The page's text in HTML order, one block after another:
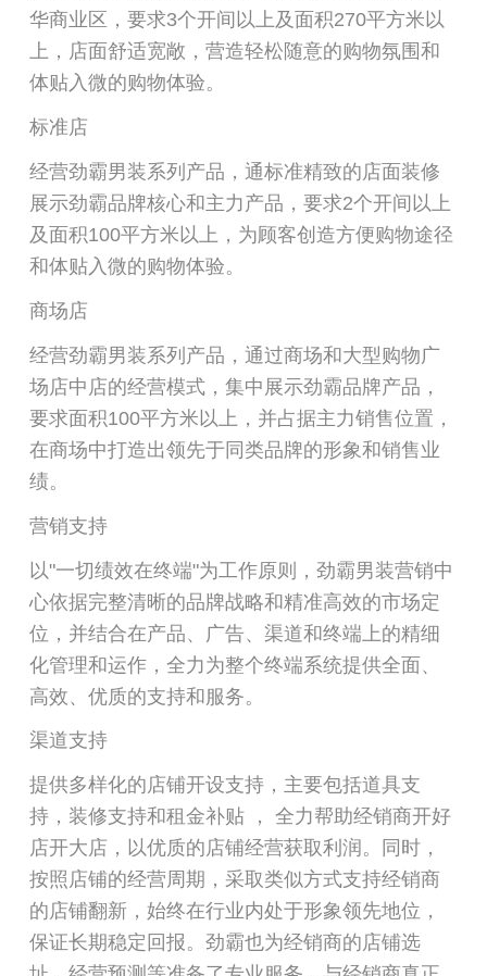
华商业区，要求3个开间以上及面积270平方米以
上，店面舒适宽敞，营造轻松随意的购物氛围和
体贴入微的购物体验。
标准店
经营劲霸男装系列产品，通标准精致的店面装修
展示劲霸品牌核心和主力产品，要求2个开间以上
及面积100平方米以上，为顾客创造方便购物途径
和体贴入微的购物体验。
商场店
经营劲霸男装系列产品，通过商场和大型购物广
场店中店的经营模式，集中展示劲霸品牌产品，
要求面积100平方米以上，并占据主力销售位置，
在商场中打造出领先于同类品牌的形象和销售业
绩。
营销支持
以"一切绩效在终端"为工作原则，劲霸男装营销中
心依据完整清晰的品牌战略和精准高效的市场定
位，并结合在产品、广告、渠道和终端上的精细
化管理和运作，全力为整个终端系统提供全面、
高效、优质的支持和服务。
渠道支持
提供多样化的店铺开设支持，主要包括道具支
持，装修支持和租金补贴 ， 全力帮助经销商开好
店开大店，以优质的店铺经营获取利润。同时，
按照店铺的经营周期，采取类似方式支持经销商
的店铺翻新，始终在行业内处于形象领先地位，
保证长期稳定回报。劲霸也为经销商的店铺选